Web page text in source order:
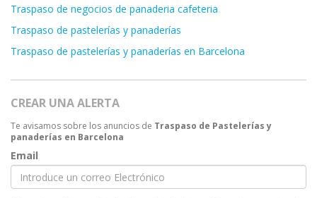
Traspaso de negocios de panaderia cafeteria
Traspaso de pastelerías y panaderías
Traspaso de pastelerías y panaderías en Barcelona
CREAR UNA ALERTA
Te avisamos sobre los anuncios de Traspaso de Pastelerías y
panaderías en Barcelona
Email